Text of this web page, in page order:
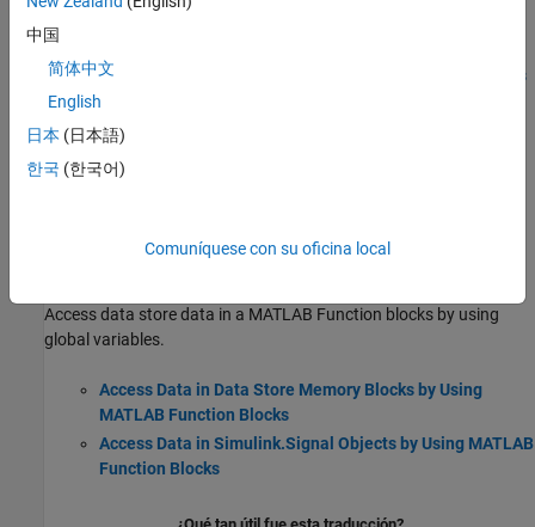
Blocks
Declare Variable-Size MATLAB Function Block Variables
Add Enumerated Inputs, Outputs, and Parameters to a
MATLAB Function Block
Access Workspace Data in MATLAB Function Blocks by Using
block.
Access data store data in a MATLAB Function blocks by using
global variables.
Access Data in Data Store Memory Blocks by Using
MATLAB Function Blocks
Access Data in Simulink.Signal Objects by Using MATLAB
Function Blocks
中国
简体中文
English
日本 (日本語)
한국 (한국어)
Comuníquese con su oficina local